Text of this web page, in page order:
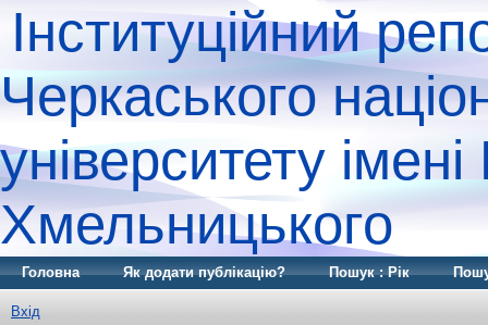
Інституційний
Черкаського
університету
Хмельницького
Головна Як додати публікацію? Пошук : Рік
Вхід